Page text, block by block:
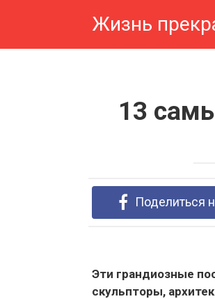
Жизнь
13
Поделиться
Эти грандиозные
скульпторы,